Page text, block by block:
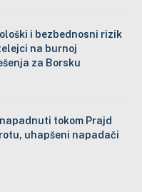
i bezbednosni rizik
na burnoj
za Borsku
tokom Prajd
uhapšeni napadači